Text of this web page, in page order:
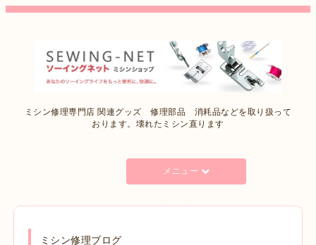
ミシン修理専門店 関連グッズ 修理部品 消耗品などを取り扱って
おります。壊れたミシン直ります
メニュー
ミシン修理ブログ